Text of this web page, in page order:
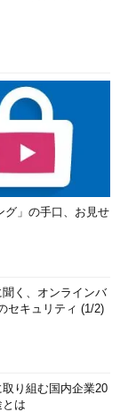
グ」の手口、お見せ
く、オンラインバ
セキュリティ (1/2)
り組む国内企業20
は